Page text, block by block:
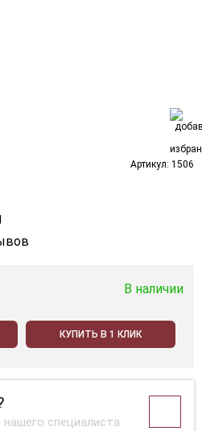
Артикул: 1506
В наличии
КУПИТЬ В 1 КЛИК
специалиста